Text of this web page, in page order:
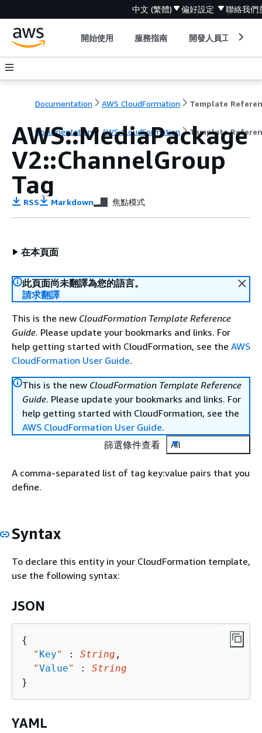
中文 (繁體) 偏好設定 聯絡我們
開始使用 服務指南 開發人員工具
Documentation AWS CloudFormation Template
Documentation AWS CloudFormation Template
AWS::MediaPackage
V2::ChannelGroup
Tag
RSS Markdown 焦點模式
在本頁面
此頁面尚未翻譯為您的語言。
請求翻譯
This is the new CloudFormation Template Reference
Guide. Please update your bookmarks and links. For
help getting started with CloudFormation, see the AWS
CloudFormation User Guide.
This is the new CloudFormation Template Reference
Guide. Please update your bookmarks and links. For
help getting started with CloudFormation, see the
AWS CloudFormation User Guide.
篩選條件查看
All
A comma-separated list of tag key:value pairs that you
define.
Syntax
To declare this entity in your CloudFormation template,
use the following syntax:
JSON
{
" Key" : String ,
"Value" : String
YAML